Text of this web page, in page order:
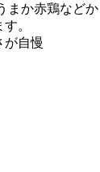
か赤鶏など
。
が自慢